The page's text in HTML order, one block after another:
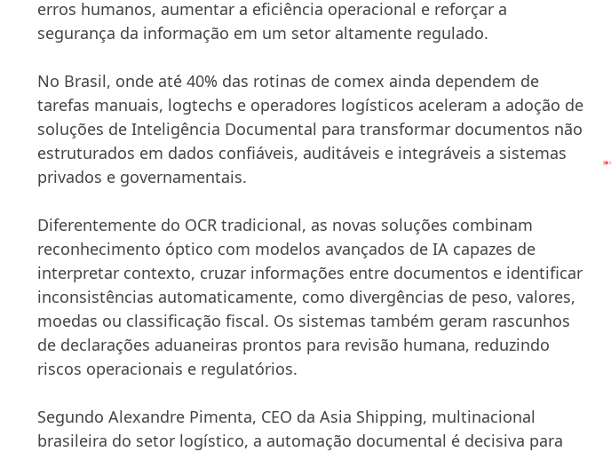
erros humanos, aumentar a eficiência operacional e reforçar a
segurança da informação em um setor altamente regulado.
No Brasil, onde até 40% das rotinas de comex ainda dependem de
tarefas manuais, logtechs e operadores logísticos aceleram a adoção de
soluções de Inteligência Documental para transformar documentos não
estruturados em dados confiáveis, auditáveis e integráveis a sistemas
privados e governamentais.
Diferentemente do OCR tradicional, as novas soluções combinam
reconhecimento óptico com modelos avançados de IA capazes de
interpretar contexto, cruzar informações entre documentos e identificar
inconsistências automaticamente, como divergências de peso, valores,
moedas ou classificação fiscal. Os sistemas também geram rascunhos
de declarações aduaneiras prontos para revisão humana, reduzindo
riscos operacionais e regulatórios.
Segundo Alexandre Pimenta, CEO da Asia Shipping, multinacional
brasileira do setor logístico, a automação documental é decisiva para